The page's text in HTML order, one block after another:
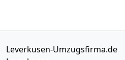
Leverkusen-Umzugsfirma.de